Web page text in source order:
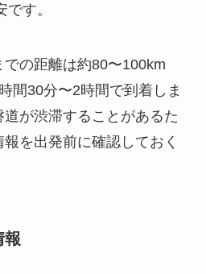
す。
の距離は約80〜100km
間30分〜2時間で到着しま
が渋滞することがあるた
を出発前に確認しておく
報